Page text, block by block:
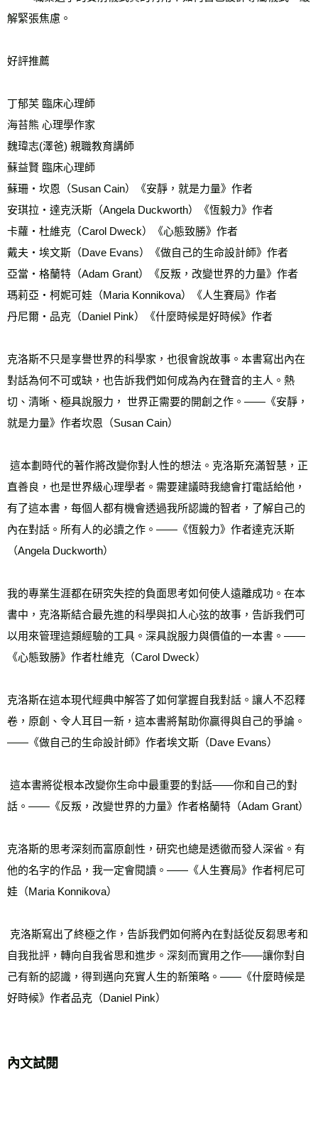
解緊張焦慮。
好評推薦
丁郁芙 臨床心理師
海苔熊 心理學作家
魏瑋志(澤爸) 親職教育講師
蘇益賢 臨床心理師
蘇珊‧坎恩（Susan Cain）《安靜，就是力量》作者
安琪拉‧達克沃斯（Angela Duckworth）《恆毅力》作者
卡蘿‧杜維克（Carol Dweck）《心態致勝》作者
戴夫‧埃文斯（Dave Evans）《做自己的生命設計師》作者
亞當‧格蘭特（Adam Grant）《反叛，改變世界的力量》作者
瑪莉亞‧柯妮可娃（Maria Konnikova）《人生賽局》作者
丹尼爾‧品克（Daniel Pink）《什麼時候是好時候》作者
克洛斯不只是享譽世界的科學家，也很會說故事。本書寫出內在
對話為何不可或缺，也告訴我們如何成為內在聲音的主人。熱
切、清晰、極具說服力， 世界正需要的開創之作。——《安靜，
就是力量》作者坎恩（Susan Cain）
直善良，也是世界級心理學者。需要建議時我總會打電話給他，
有了這本書，每個人都有機會透過我所認識的智者，了解自己的
內在對話。所有人的必讀之作。——《恆毅力》作者達克沃斯
（Angela Duckworth）
我的專業生涯都在研究失控的負面思考如何使人遠離成功。在本
書中，克洛斯結合最先進的科學與扣人心弦的故事，告訴我們可
以用來管理這類經驗的工具。深具說服力與價值的一本書。——
《心態致勝》作者杜維克（Carol Dweck）
克洛斯在這本現代經典中解答了如何掌握自我對話。讓人不忍釋
卷，原創、令人耳目一新，這本書將幫助你贏得與自己的爭論。
——《做自己的生命設計師》作者埃文斯（Dave Evans）
話。——《反叛，改變世界的力量》作者格蘭特（Adam Grant）
克洛斯的思考深刻而富原創性，研究也總是透徹而發人深省。有
他的名字的作品，我一定會閱讀。——《人生賽局》作者柯尼可
娃（Maria Konnikova）
自我批評，轉向自我省思和進步。深刻而實用之作——讓你對自
己有新的認識，得到邁向充實人生的新策略。——《什麼時候是
好時候》作者品克（Daniel Pink）
內文試閱